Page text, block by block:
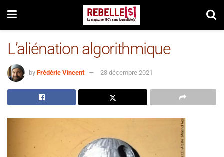
L’aliénation algorithmique
by Frédéric Vincent 28 décembre 2021